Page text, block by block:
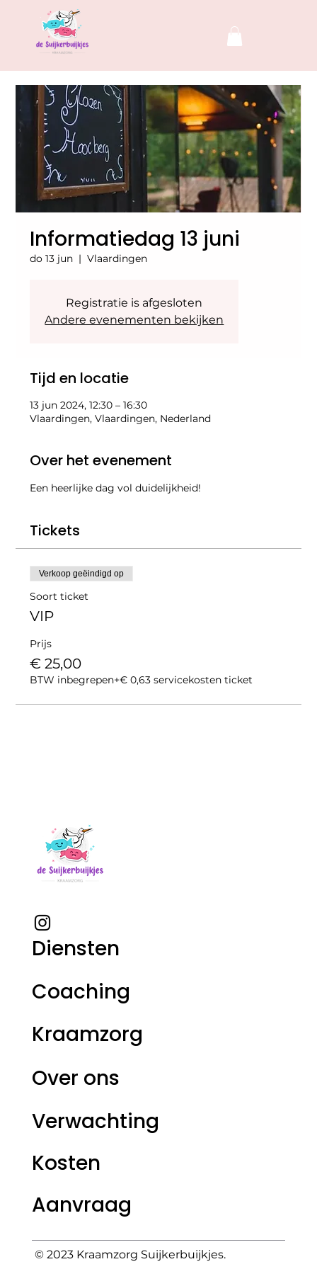
Informatiedag 13 juni
do 13 jun
  |
Vlaardingen
Registratie is afgesloten
Andere evenementen bekijken
Tijd en locatie
13 jun 2024, 12:30 – 16:30
Vlaardingen, Vlaardingen, Nederland
Over het evenement
Een heerlijke dag vol duidelijkheid!
Tickets
Verkoop geëindigd op
Soort ticket
VIP
Prijs
€ 25,00
BTW inbegrepen+€ 0,63 servicekosten ticket
© 2023 Kraamzorg Suijkerbuijkjes.
Over ons
Verwachting
Kosten
Aanvraag
Diensten
Coaching
Kraamzorg